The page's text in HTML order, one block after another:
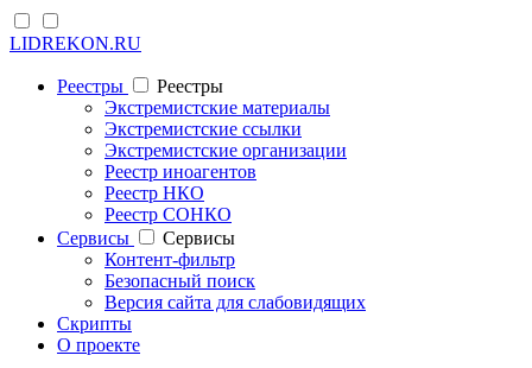
LIDREKON.RU
Реестры
Реестры
Экстремистские материалы
Экстремистские ссылки
Экстремистские организации
Реестр иноагентов
Реестр НКО
Реестр СОНКО
Cервисы
Cервисы
Контент-фильтр
Безопасный поиск
Версия сайта для слабовидящих
Скрипты
О проекте